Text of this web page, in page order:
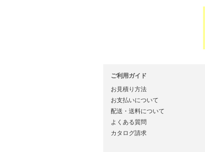
ご利用ガイド
お見積り方法
お支払いについて
配送・送料について
よくある質問
カタログ請求